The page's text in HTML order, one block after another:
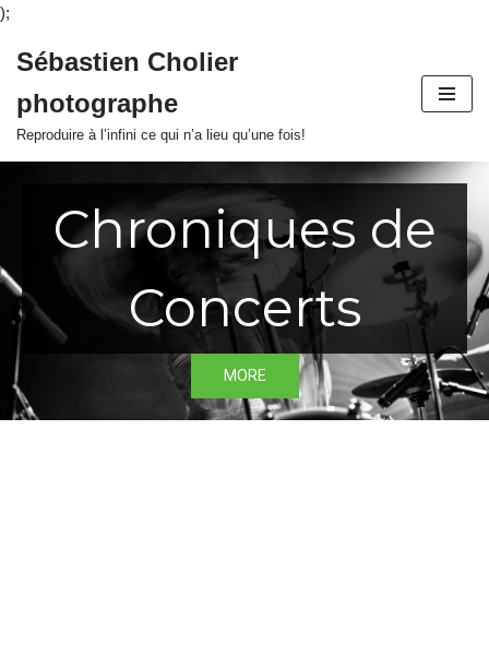
);
au
contenu
Sébastien Cholier
photographe
Reproduire à l’infini ce qui n’a lieu qu’une fois!
Chroniques de
Concerts
MORE